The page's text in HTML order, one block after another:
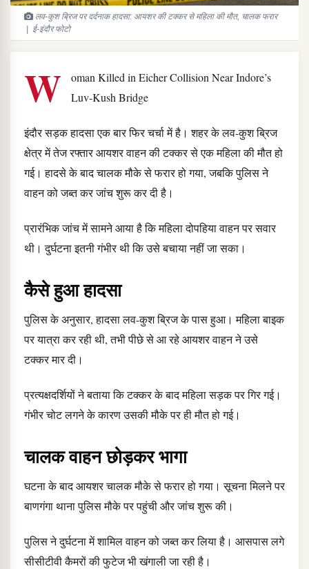
लव-कुश ब्रिज पर दर्दनाक हादसा: आयशर की टक्कर से महिला की मौत, चालक फरार
| ई-इंदौर फोटो
W
oman Killed in Eicher Collision Near Indore’s
Luv-Kush Bridge
इंदौर सड़क हादसा एक बार फिर चर्चा में है। शहर के लव-कुश ब्रिज
क्षेत्र में तेज रफ्तार आयशर वाहन की टक्कर से एक महिला की मौत हो
गई। हादसे के बाद चालक मौके से फरार हो गया, जबकि पुलिस ने
वाहन को जब्त कर जांच शुरू कर दी है।
प्रारंभिक जांच में सामने आया है कि महिला दोपहिया वाहन पर सवार
थी। दुर्घटना इतनी गंभीर थी कि उसे बचाया नहीं जा सका।
कैसे हुआ हादसा
पुलिस के अनुसार, हादसा लव-कुश ब्रिज के पास हुआ। महिला बाइक
पर यात्रा कर रही थी, तभी पीछे से आ रहे आयशर वाहन ने उसे
टक्कर मार दी।
प्रत्यक्षदर्शियों ने बताया कि टक्कर के बाद महिला सड़क पर गिर गई।
गंभीर चोट लगने के कारण उसकी मौके पर ही मौत हो गई।
चालक वाहन छोड़कर भागा
घटना के बाद आयशर चालक मौके से फरार हो गया। सूचना मिलने पर
बाणगंगा थाना पुलिस मौके पर पहुंची और जांच शुरू की।
पुलिस ने दुर्घटना में शामिल वाहन को जब्त कर लिया है। आसपास लगे
सीसीटीवी कैमरों की फुटेज भी खंगाली जा रही है।